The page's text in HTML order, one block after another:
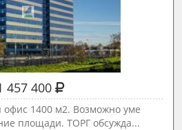
457 400
офис 1400 м2. Возможно уме
площади. ТОРГ обсужда...